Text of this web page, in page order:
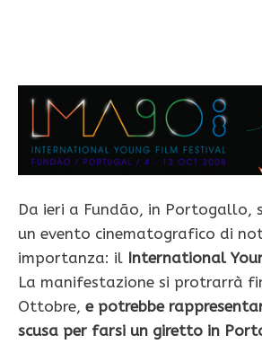
Da ieri a Fundão, in Portogallo,
un evento cinematografico di
importanza: il International
La manifestazione si protrarrà
Ottobre, e potrebbe
scusa per farsi un giretto in